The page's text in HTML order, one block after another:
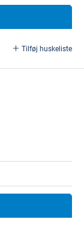
Tilføj huskeliste